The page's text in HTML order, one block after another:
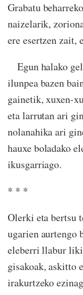
Grabatu
naizelarik,
ere esertzen zait,
Egun halako
ilunpea bazen
gainetik, xuxen-
eta larrutan ari
nolanahika ari
hauxe boladako
ikusgarriago.
* * *
Olerki eta bertsu
ugarien aurtengo
eleberri llabur
gisakoak, askitto
irakurtzeko